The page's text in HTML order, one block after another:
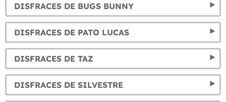
DISFRACES DE BUGS BUNNY
DISFRACES DE PATO LUCAS
DISFRACES DE TAZ
DISFRACES DE SILVESTRE